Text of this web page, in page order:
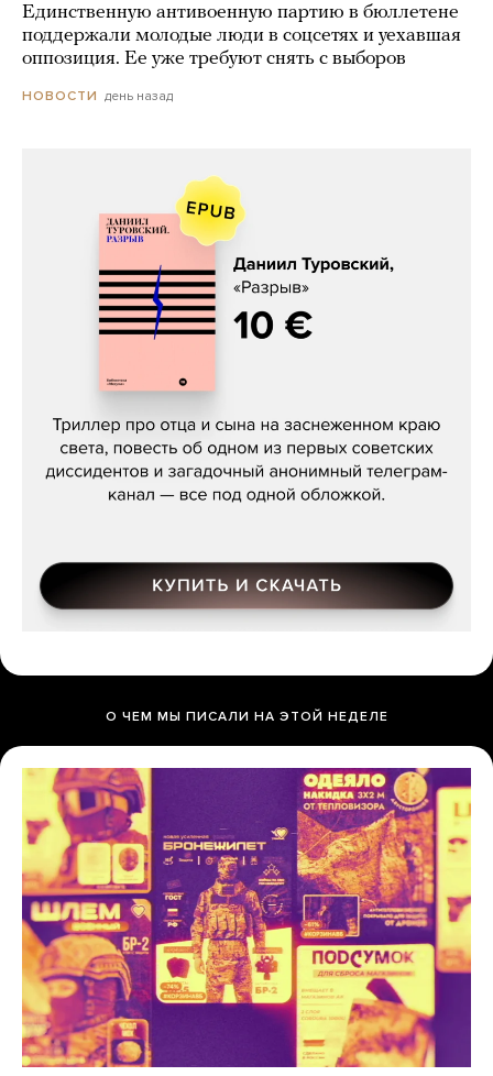
Единственную антивоенную партию в бюллетене
поддержали молодые люди в соцсетях и уехавшая
оппозиция. Ее уже требуют снять с выборов
НОВОСТИ день назад
Даниил Туровский, «Разрыв»
О ЧЕМ МЫ ПИСАЛИ НА ЭТОЙ НЕДЕЛЕ